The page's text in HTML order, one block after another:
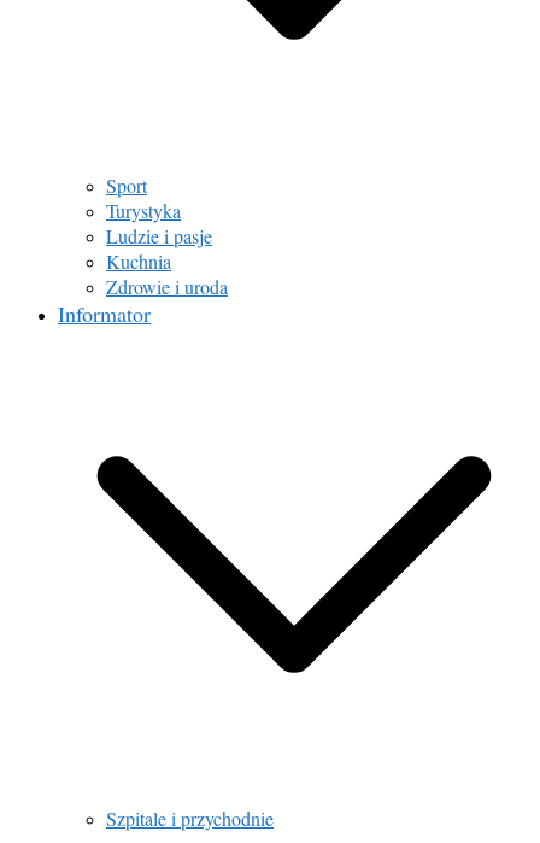
Sport
Turystyka
Ludzie i pasje
Kuchnia
Zdrowie i uroda
Informator
Szpitale i przychodnie